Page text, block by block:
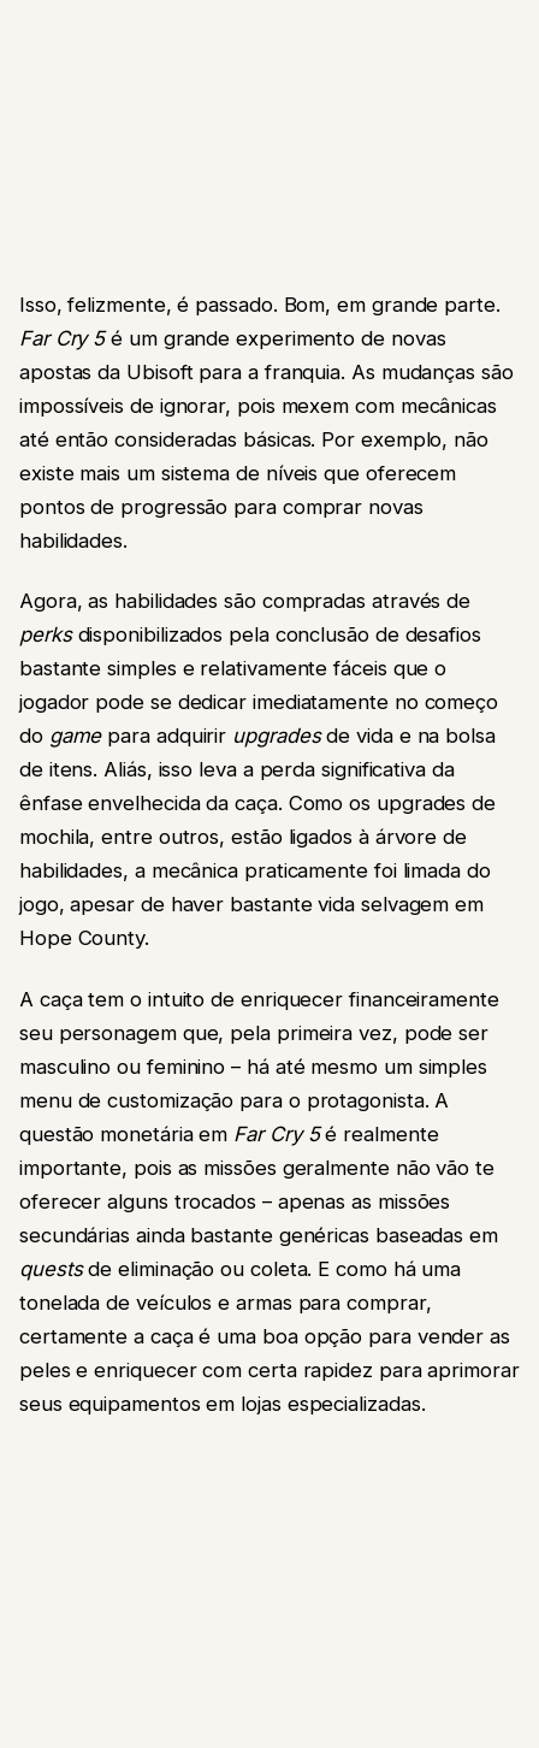
Isso, felizmente, é passado. Bom, em grande parte.
Far Cry 5é um grande experimento de novas
apostas da Ubisoft para a franquia. As mudanças são
impossíveis de ignorar, pois mexem com mecânicas
até então consideradas básicas. Por exemplo, não
existe mais um sistema de níveis que oferecem
pontos de progressão para comprar novas
habilidades.
Agora, as habilidades são compradas através de
perksdisponibilizados pela conclusão de desafios
bastante simples e relativamente fáceis que o
jogador pode se dedicar imediatamente no começo
do gamepara adquirir upgradesde vida e na bolsa
de itens. Aliás, isso leva a perda significativa da
ênfase envelhecida da caça. Como os upgrades de
mochila, entre outros, estão ligados à árvore de
habilidades, a mecânica praticamente foi limada do
jogo, apesar de haver bastante vida selvagem em
Hope County.
A caça tem o intuito de enriquecer financeiramente
seu personagem que, pela primeira vez, pode ser
masculino ou feminino – há até mesmo um simples
menu de customização para o protagonista. A
questão monetária em Far Cry 5é realmente
importante, pois as missões geralmente não vão te
oferecer alguns trocados – apenas as missões
secundárias ainda bastante genéricas baseadas em
questsde eliminação ou coleta. E como há uma
tonelada de veículos e armas para comprar,
certamente a caça é uma boa opção para vender as
peles e enriquecer com certa rapidez para aprimorar
seus equipamentos em lojas especializadas.